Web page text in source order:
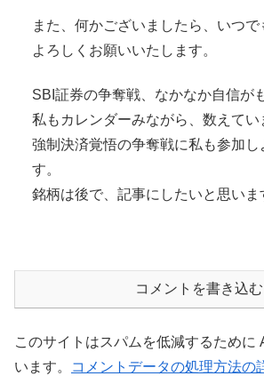
また、何かございましたら、いつで
よろしくお願いいたします。
SBI証券の争奪戦、なかなか自信が
私もカレンダーみながら、数えてい
強制決済覚悟の争奪戦に私も参加し
す。
銘柄は後で、記事にしたいと思いま
コメントを書き込む
このサイトはスパムを低減するために
います。
コメントデータの処理方法の